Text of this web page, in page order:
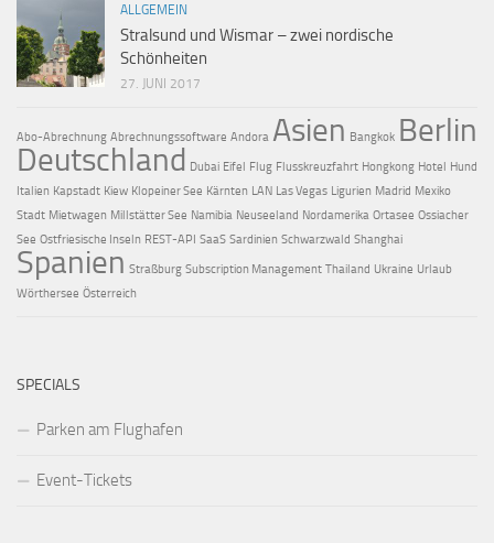
ALLGEMEIN
Stralsund und Wismar – zwei nordische
Schönheiten
27. JUNI 2017
Abo-Abrechnung Abrechnungssoftware Andora Asien Bangkok Berlin
Deutschland Dubai Eifel Flug Flusskreuzfahrt Hongkong Hotel Hund
Italien Kapstadt Kiew Klopeiner See Kärnten LAN Las Vegas Ligurien Madrid Mexiko
Stadt Mietwagen Millstätter See Namibia Neuseeland Nordamerika Ortasee Ossiacher
See Ostfriesische Inseln REST-API SaaS Sardinien Schwarzwald Shanghai
Spanien Straßburg Subscription Management Thailand Ukraine Urlaub
Wörthersee Österreich
SPECIALS
Parken am Flughafen
Event-Tickets